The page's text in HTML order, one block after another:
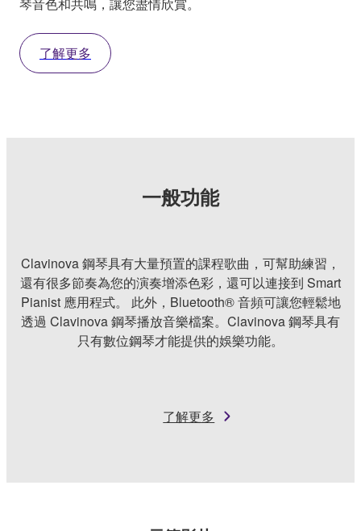
琴音色和共鳴，讓您盡情欣賞。
了解更多
一般功能
Clavinova 鋼琴具有大量預置的課程歌曲，可幫助練習，
還有很多節奏為您的演奏增添色彩，還可以連接到 Smart
Pianist 應用程式。 此外，Bluetooth® 音頻可讓您輕鬆地
透過 Clavinova 鋼琴播放音樂檔案。Clavinova 鋼琴具有
只有數位鋼琴才能提供的娛樂功能。
了解更多